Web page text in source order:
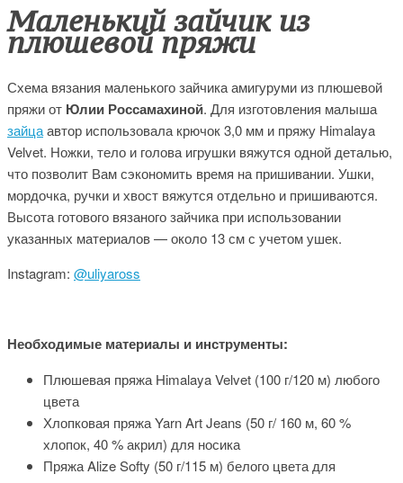
Маленький зайчик из
плюшевой пряжи
Схема вязания маленького зайчика амигуруми из плюшевой
пряжи от Юлии Россамахиной. Для изготовления малыша
зайцаавтор использовала крючок 3,0 мм и пряжу Himalaya
Velvet. Ножки, тело и голова игрушки вяжутся одной деталью,
что позволит Вам сэкономить время на пришивании. Ушки,
мордочка, ручки и хвост вяжутся отдельно и пришиваются.
Высота готового вязаного зайчика при использовании
указанных материалов — около 13 см с учетом ушек.
Instagram: @uliyaross
Необходимые материалы и инструменты:
Плюшевая пряжа Himalaya Velvet (100 г/120 м) любого
цвета
Хлопковая пряжа Yarn Art Jeans (50 г/ 160 м, 60 %
хлопок, 40 % акрил) для носика
Пряжа Alize Softy (50 г/115 м) белого цвета для